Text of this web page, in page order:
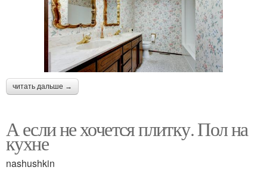
читать дальше →
А если не хочется плитку. Пол на
кухне
nashushkin